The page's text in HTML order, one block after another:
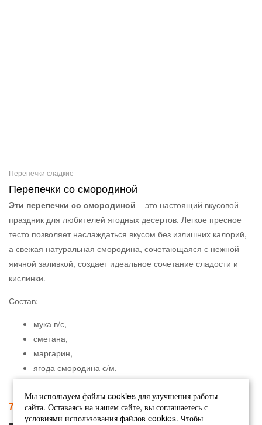
Перепечки сладкие
Перепечки со смородиной
Эти перепечки со смородиной – это настоящий вкусовой
праздник для любителей ягодных десертов. Легкое пресное
тесто позволяет наслаждаться вкусом без излишних калорий,
а свежая натуральная смородина, сочетающаяся с нежной
яичной заливкой, создает идеальное сочетание сладости и
кислинки.
Состав:
мука в/с,
сметана,
маргарин,
ягода смородина с/м,
клубничный джем
711₽–1838₽
Мы используем файлы cookies для улучшения работы
сайта. Оставаясь на нашем сайте, вы соглашаетесь с
условиями использования файлов cookies. Чтобы